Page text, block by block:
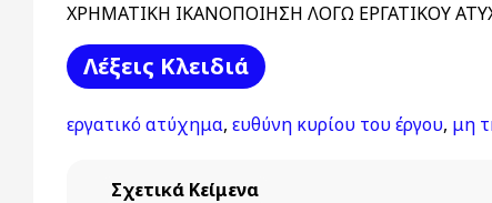
ΧΡΗΜΑΤΙΚΗ ΙΚΑΝΟΠΟΙΗΣΗ ΛΟΓΩ ΕΡΓΑΤΙΚΟΥ
Λέξεις Kλειδιά
εργατικό ατύχημα, ευθύνη κυρίου του έργου, μη
Σχετικά Κείμενα